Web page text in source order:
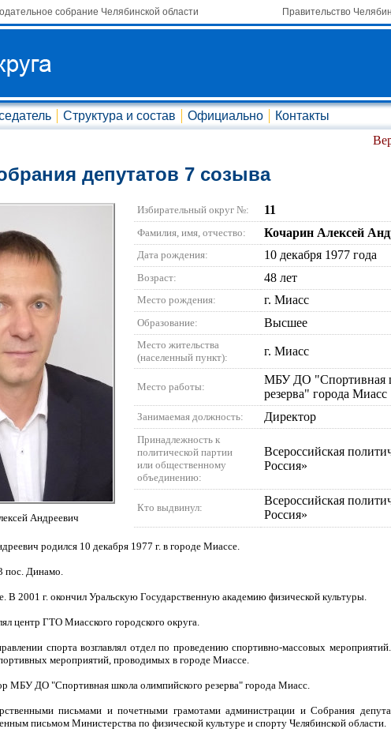
собрание Челябинской области Правительство
Структура и состав Официально
Контакты
депутатов 7 созыва
Андреевич
Избирательный округ №: 11
Фамилия, имя, отчество: Кочарин Алексей
Дата рождения: 10 декабря 1977 года
Возраст: 48 лет
Место рождения: г. Миасс
Образование: Высшее
Место жительства
(населенный пункт):
г. Миасс
Место работы:
МБУ ДО "Спортивная
резерва" города Миасс
Занимаемая должность: Директор
Принадлежность к
политической партии
или общественному
объединению:
Всероссийская
Россия»
Кто выдвинул:
Всероссийская
Россия»
родился 10 декабря 1977 г. в городе Миассе.
пос. Динамо.
В 2001 г. окончил Уральскую Государственную академию физической культуры.
центр ГТО Миасского городского округа.
спорта возглавлял отдел по проведению спортивно-массовых
мероприятий, проводимых в городе Миассе.
МБУ ДО "Спортивная школа олимпийского резерва" города Миасс.
письмами и почетными грамотами администрации и Собрания
письмом Министерства по физической культуре и спорту Челябинской области.